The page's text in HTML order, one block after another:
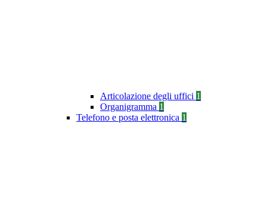
Articolazione degli uffici 1
Organigramma 1
Telefono e posta elettronica 1